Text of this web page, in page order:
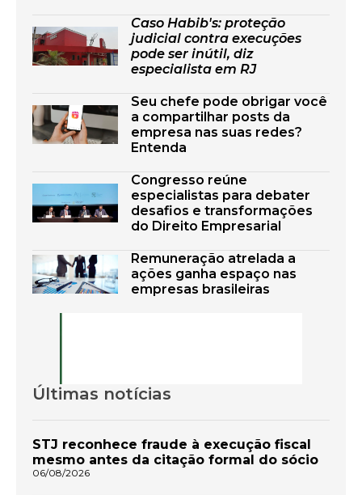
Caso Habib's: proteção
judicial contra execuções
pode ser inútil, diz
especialista em RJ
Seu chefe pode obrigar você
a compartilhar posts da
empresa nas suas redes?
Entenda
Congresso reúne
especialistas para debater
desafios e transformações
do Direito Empresarial
Remuneração atrelada a
ações ganha espaço nas
empresas brasileiras
Últimas notícias
STJ reconhece fraude à execução fiscal
mesmo antes da citação formal do sócio
06/08/2026